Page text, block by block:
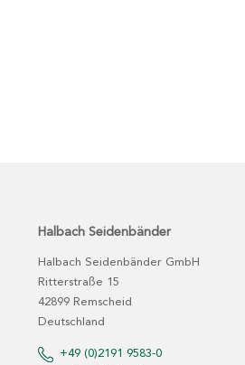
Halbach Seidenbänder
Halbach Seidenbänder GmbH
Ritterstraße 15
42899 Remscheid
Deutschland
+49 (0)2191 9583-0